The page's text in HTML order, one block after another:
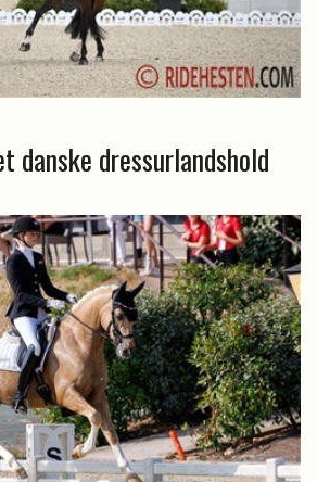
dressurlandshold